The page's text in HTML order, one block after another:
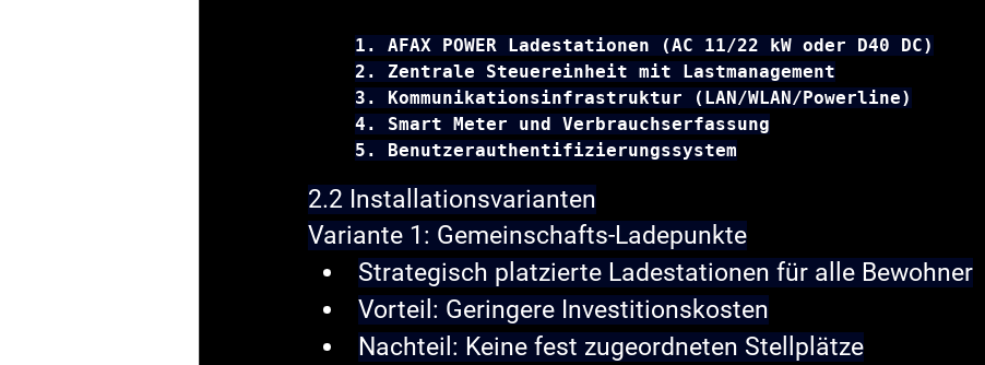
1. AFAX POWER Ladestationen (AC 11/22 kW oder D40 DC)
2. Zentrale Steuereinheit mit Lastmanagement
3. Kommunikationsinfrastruktur (LAN/WLAN/Powerline)
4. Smart Meter und Verbrauchserfassung
5. Benutzerauthentifizierungssystem
2.2 Installationsvarianten
Variante 1: Gemeinschafts-Ladepunkte
Strategisch platzierte Ladestationen für alle Bewohner
Vorteil: Geringere Investitionskosten
Nachteil: Keine fest zugeordneten Stellplätze